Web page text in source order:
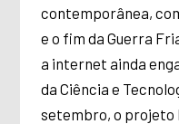
contemporânea,
e o fim da Guerra
a internet ainda
da Ciência e
setembro, o projeto